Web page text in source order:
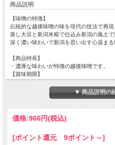
商品説明
【味噌の特徴】
伝統的な越後味噌の味を現代の技法で再現
蒸し大豆と新潟米糀で仕込み新潟の風土
深く濃い味わいで新潟を思い出す心温まる
【商品特長】
・濃厚な味わいが特徴の越後味噌です。
【賞味期限】
製造日から6か月
※冷蔵庫に入れて保存しますと風味が長持
▼ 商品説明の
価格:966円(税込)
[ポイント還元 9ポイント～]